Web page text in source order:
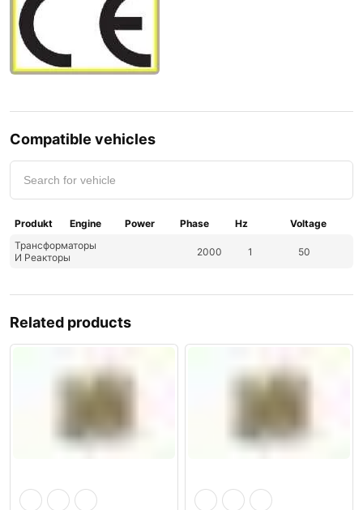
Compatible vehicles
Produkt Engine Power Phase Hz
Voltage
Трансформаторы
И Реакторы
2000 1 50
Related products